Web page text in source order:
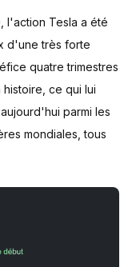
l'action Tesla a été
d'une très forte
quatre trimestres
ce qui lui
parmi les
mondiales, tous